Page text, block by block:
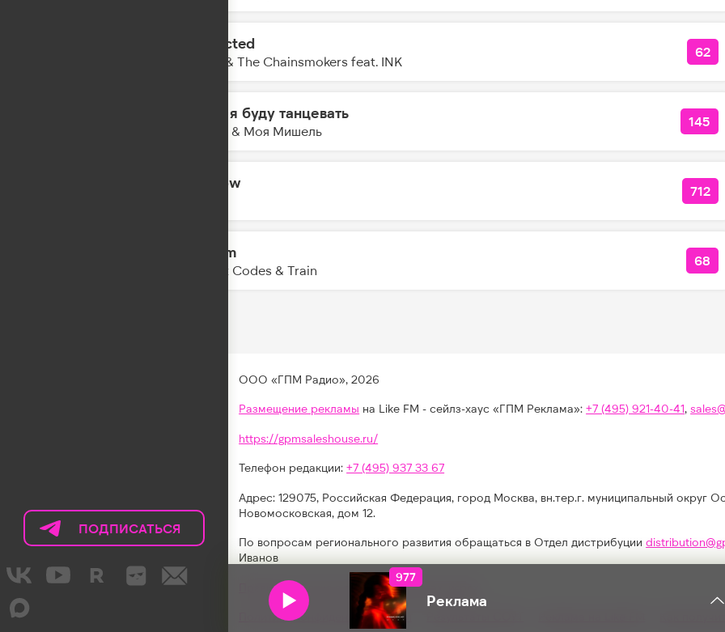
ПОДПИСАТЬСЯ
НА
LIKE
КОЛИЧЕСТВО ЛАЙКОВ ЗА " - ":
977
Реклама
Addicted
Zerb & The Chainsmokers feat. INK
62
Если я буду танцевать
Баста & Моя Мишель
145
Hollow 712
Bloom
Cheat Codes & Train
68
ООО «ГПМ Радио», 2026
Размещение рекламы на Like FM - сейлз-хаус «ГПМ Реклама»:+7 (495) 921-40-41,
https://gpmsaleshouse.ru/
Телефон редакции:+7 (495) 937 33 67
Адрес: 129075, Российская Федерация, город Москва, вн.тер.г. муниципальный округ
Новомосковская, дом 12.
По вопросам регионального развития обращаться в Отдел дистрибуции
Иванов
Правила участия в акциях, конкурсах, играх
Политика конфиденциальности